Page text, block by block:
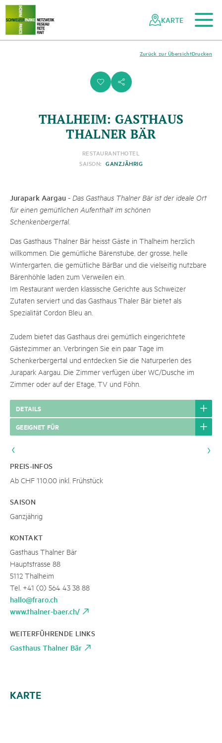
Navigieren
Netzwerk
Schweizer
Schnellnavigation
Zum Hauptinhalt
Zur mobilen Navigation
Zur Suche
Zum Fussbereich
Zur Sitemap
KARTE
i s
Drucken
Zurück zur Übersicht
THALHEIM: GASTHAUS
THALNER BÄR
RESTAURANTHOTEL
SAISON: GANZJÄHRIG
Jurapark Aargau - Das Gasthaus Thalner Bär ist der ideale Ort
für einen gemütlichen Aufenthalt im schönen
Schenkenbergertal.
Das Gasthaus Thalner Bär heisst Gäste in Thalheim herzlich
willkommen. Die gemütliche Bärenstube, der grosse, helle
Wintergarten, die gemütliche BärBar und die vielseitig nutzbare
Bärenhöhle laden zum Verweilen ein.
Im Restaurant werden klassische Gerichte aus Schweizer
Zutaten serviert und das Gasthaus Thaler Bär bietet als
Spezialität Cordon Bleu an.
Zudem bietet das Gasthaus drei gemütlich eingerichtete
Gästezimmer an. Verbringen Sie ein paar Tage im
Schenkerbergertal und entdecken Sie die Naturperlen des
Jurapark Aargau. Die Zimmer verfügen über WC/Dusche im
Zimmer oder auf der Etage, TV und Föhn.
DETAILS
GEEIGNET FÜR
PREIS-INFOS
Ab CHF 110.00 inkl. Frühstück
SAISON
Ganzjährig
KONTAKT
Gasthaus Thalner Bär
Hauptstrasse 88
5112 Thalheim
Tel. +41 (0) 564 43 38 88
hallo@fraro.ch
www.thalner-baer.ch/
WEITERFÜHRENDE LINKS
Gasthaus Thalner Bär
KARTE